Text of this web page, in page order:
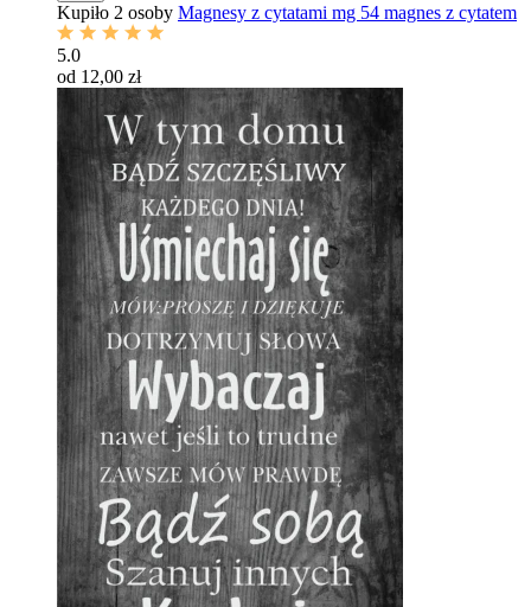
Kupiło 2 osoby Magnesy z cytatami mg 54 magnes z cytatem
5.0
od 12,00 zł